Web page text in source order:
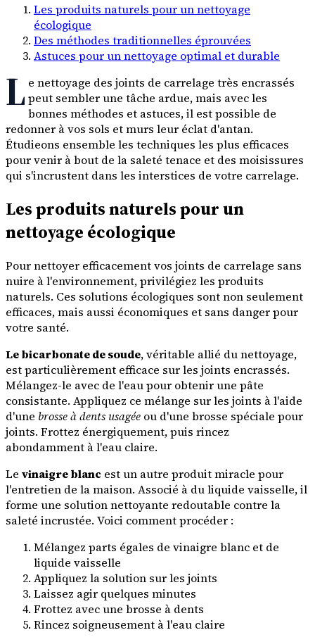
Les produits naturels pour un nettoyage
écologique
Des méthodes traditionnelles éprouvées
Astuces pour un nettoyage optimal et durable
L e nettoyage des joints de carrelage très encrassés
peut sembler une tâche ardue, mais avec les
bonnes méthodes et astuces, il est possible de
redonner à vos sols et murs leur éclat d'antan.
Étudieons ensemble les techniques les plus efficaces
pour venir à bout de la saleté tenace et des moisissures
qui s'incrustent dans les interstices de votre carrelage.
Les produits naturels pour un
nettoyage écologique
Pour nettoyer efficacement vos joints de carrelage sans
nuire à l'environnement, privilégiez les produits
naturels. Ces solutions écologiques sont non seulement
efficaces, mais aussi économiques et sans danger pour
votre santé.
Le bicarbonate de soude, véritable allié du nettoyage,
est particulièrement efficace sur les joints encrassés.
Mélangez-le avec de l'eau pour obtenir une pâte
consistante. Appliquez ce mélange sur les joints à l'aide
d'une brosse à dents usagée ou d'une brosse spéciale pour
joints. Frottez énergiquement, puis rincez
abondamment à l'eau claire.
Le vinaigre blanc est un autre produit miracle pour
l'entretien de la maison. Associé à du liquide vaisselle, il
forme une solution nettoyante redoutable contre la
saleté incrustée. Voici comment procéder :
Mélangez parts égales de vinaigre blanc et de
liquide vaisselle
Appliquez la solution sur les joints
Laissez agir quelques minutes
Frottez avec une brosse à dents
Rincez soigneusement à l'eau claire